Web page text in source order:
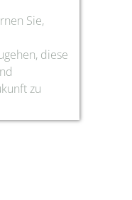
Sie,
diese
zu